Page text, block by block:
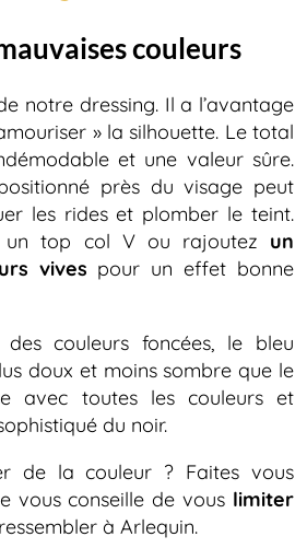
couleurs
notre dressing. Il a l’avantage
» la silhouette. Le total
et une valeur sûre.
près du visage peut
les rides et plomber le teint.
un top col V ou rajoutez un
vives pour un effet bonne
couleurs foncées, le bleu
doux et moins sombre que le
avec toutes les couleurs et
du noir.
de la couleur ? Faites vous
vous conseille de vous limiter
à Arlequin.